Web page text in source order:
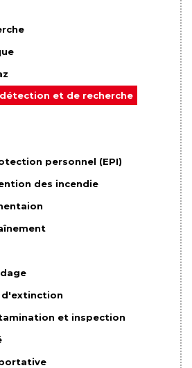
et de recherche
personnel (EPI)
des incendie
d'extinction
et inspection